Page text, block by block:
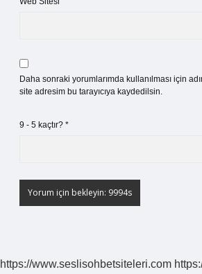
Daha sonraki yorumlarımda kullanılması için
site adresim bu tarayıcıya kaydedilsin.
9 - 5 kaçtır? *
https://www.seslisohbetsiteleri.com